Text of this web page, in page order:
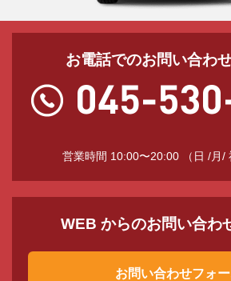
お電話でのお問い合わ
営業時間 10:00〜20:00 （日 /月/
WEB からのお問い合わ
お問い合わせフォ